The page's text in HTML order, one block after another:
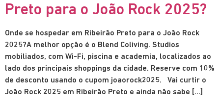
Preto para o João Rock 2025?
Onde se hospedar em Ribeirão Preto para o João Rock
2025?A melhor opção é o Blend Coliving. Studios
mobiliados, com Wi-Fi, piscina e academia, localizados ao
lado dos principais shoppings da cidade. Reserve com 10%
de desconto usando o cupom joaorock2025. Vai curtir o
João Rock 2025 em Ribeirão Preto e ainda não sabe […]